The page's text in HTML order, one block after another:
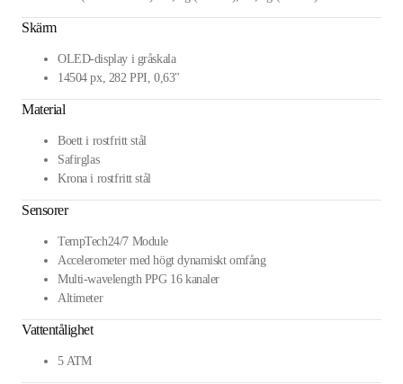
Skärm
OLED-display i gråskala
14504 px, 282 PPI, 0,63"
Material
Boett i rostfritt stål
Safirglas
Krona i rostfritt stål
Sensorer
TempTech24/7 Module
Accelerometer med högt dynamiskt omfång
Multi-wavelength PPG 16 kanaler
Altimeter
Vattentålighet
5 ATM